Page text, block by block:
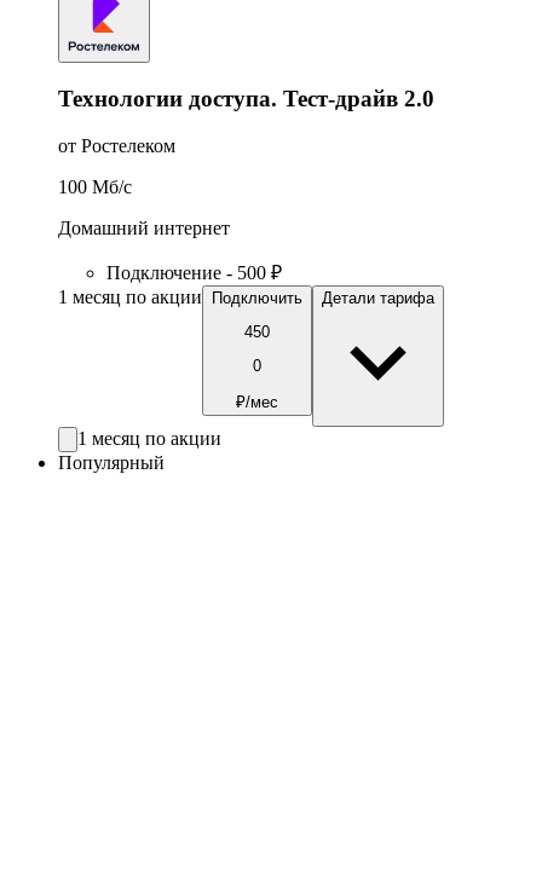
Технологии доступа. Тест-драйв 2.0
от Ростелеком
100 Мб/c
Домашний интернет
Подключение - 500 ₽
1 месяц по акции
Подключить
450
0
₽/мес
Детали тарифа
1 месяц по акции
Популярный